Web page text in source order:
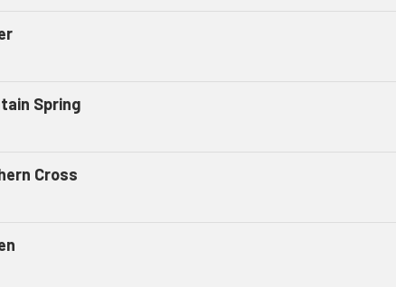
Spring
Cross